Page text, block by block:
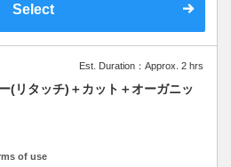
Select
Est. Duration：Approx. 2 hrs
(リタッチ)＋カット＋オーガニッ
of use